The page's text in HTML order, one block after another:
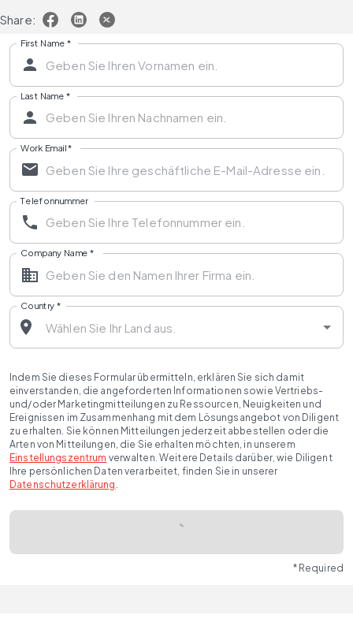
Share:
First Name *
Last Name *
Work Email*
Telefonnummer
Company Name *
Country *
Indem Sie dieses Formular übermitteln, erklären Sie sich damit
einverstanden, die angeforderten Informationen sowie Vertriebs-
und/oder Marketingmitteilungen zu Ressourcen, Neuigkeiten und
Ereignissen im Zusammenhang mit dem Lösungsangebot von Diligent
zu erhalten. Sie können Mitteilungen jederzeit abbestellen oder die
Arten von Mitteilungen, die Sie erhalten möchten, in unserem
Einstellungszentrum verwalten. Weitere Details darüber, wie Diligent
Ihre persönlichen Daten verarbeitet, finden Sie in unserer
Datenschutzerklärung .
* Required